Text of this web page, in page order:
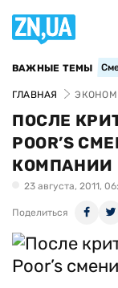
ВАЖНЫЕ ТЕМЫ
ГЛАВНАЯ
ПОСЛЕ
POOR’S
КОМПАНИИ
23 августа, 2011,
Поделиться